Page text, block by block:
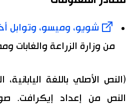
شويو، وميسو، وتوابل
من وزارة الزراعة والغابات
(النص الأصلي باللغة
النص من إعداد إيكرافت.